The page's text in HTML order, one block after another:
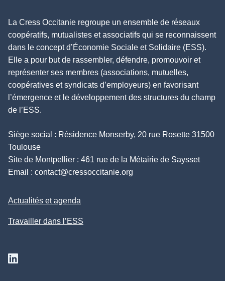
La Cress Occitanie regroupe un ensemble de réseaux
coopératifs, mutualistes et associatifs qui se reconnaissent
dans le concept d’Économie Sociale et Solidaire (ESS).
Elle a pour but de rassembler, défendre, promouvoir et
représenter ses membres (associations, mutuelles,
coopératives et syndicats d’employeurs) en favorisant
l’émergence et le développement des structures du champ
de l’ESS.
Siège social : Résidence Monserby, 20 rue Rosette 31500
Toulouse
Site de Montpellier : 461 rue de la Métairie de Saysset
Email : contact@cressoccitanie.org
Actualités et agenda
Travailler dans l’ESS